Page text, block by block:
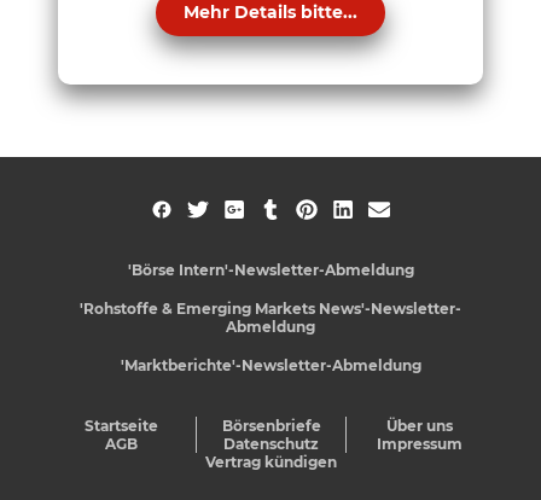
Mehr Details bitte...
'Börse Intern'-Newsletter-Abmeldung
'Rohstoffe & Emerging Markets News'-Newsletter-
Abmeldung
'Marktberichte'-Newsletter-Abmeldung
Startseite Börsenbriefe
Über uns
AGB
Datenschutz
Impressum
Vertrag kündigen